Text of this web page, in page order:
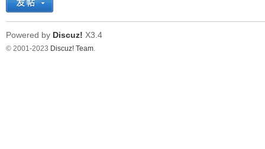
Powered by Discuz! X3.4
© 2001-2023 Discuz! Team.